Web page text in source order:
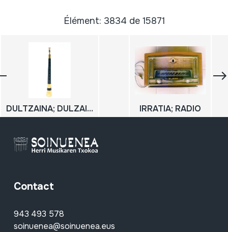
Élément: 3834 de 15871
DULTZAINA; DULZAINA; GAITA IRRATIA; RADIO
Contact
943 493 578
soinuenea@soinuenea.eus